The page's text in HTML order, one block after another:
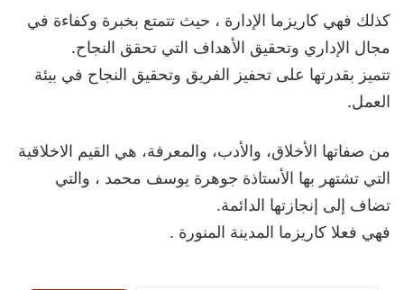
كذلك فهي كاريزما الإدارة ، حيث تتمتع بخبرة وكفاءة في
مجال الإداري وتحقيق الأهداف التي تحقق النجاح.
تتميز بقدرتها على تحفيز الفريق وتحقيق النجاح في بيئة
العمل.
من صفاتها الأخلاق، والأدب، والمعرفة، هي القيم الاخلاقية
التي تشتهر بها الأستاذة جوهرة يوسف محمد ، والتي
تضاف إلى إنجازتها الدائمة.
فهي فعلا كاريزما المدينة المنورة .